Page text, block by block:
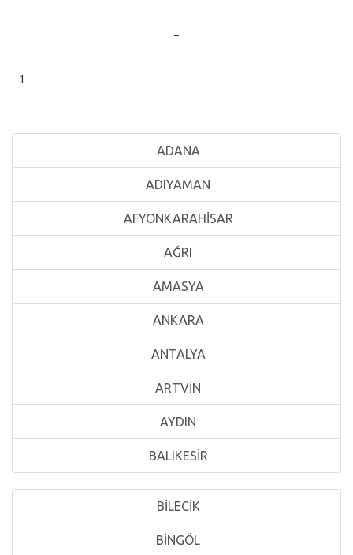
-
1
ADANA
ADIYAMAN
AFYONKARAHİSAR
AĞRI
AMASYA
ANKARA
ANTALYA
ARTVİN
AYDIN
BALIKESİR
BİLECİK
BİNGÖL